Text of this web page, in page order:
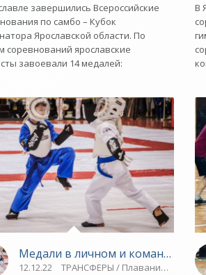
спорт»
/ Видео новости / Спорт
завершились Всероссийские
по самбо – Кубок
Ярославской области. По
соревнований ярославские
завоевали 14 медалей:
Медали в личном и командном
12.12.22 ТРАНСФЕРЫ / Плавание / Спорт
В